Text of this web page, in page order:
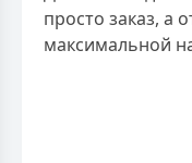
просто заказ, а
максимальной